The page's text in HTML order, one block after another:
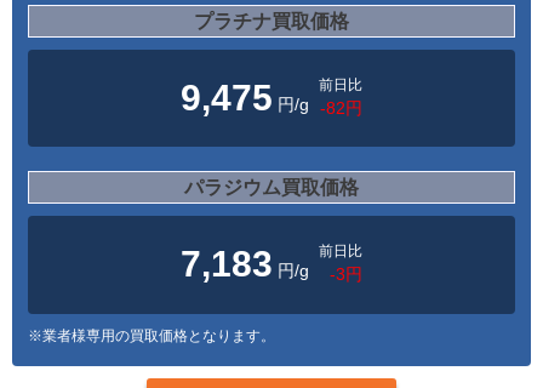
プラチナ買取価格
9,475 円/g
前日比
-82円
パラジウム買取価格
7,183 円/g
前日比
-3円
※業者様専用の買取価格となります。